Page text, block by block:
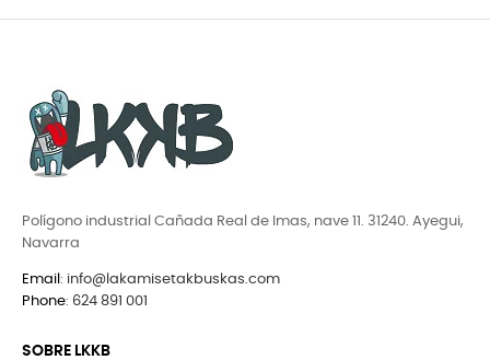
Polígono industrial Cañada Real de Imas, nave 11. 31240. Ayegui,
Navarra
Email : info@lakamisetakbuskas.com
Phone: 624 891 001
SOBRE LKKB